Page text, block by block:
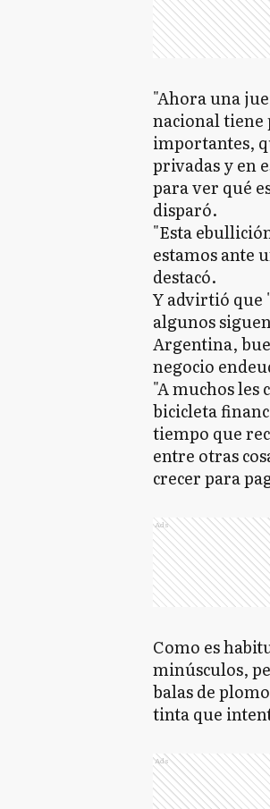
"Ahora una
nacional tiene
importantes,
privadas y en
para ver qué
disparó.
"Esta
estamos ante
destacó.
Y advirtió que
algunos
Argentina,
negocio
"A muchos les
bicicleta
tiempo que
entre otras
crecer para
Ads
Como es
minúsculos,
balas de
tinta que
Ads